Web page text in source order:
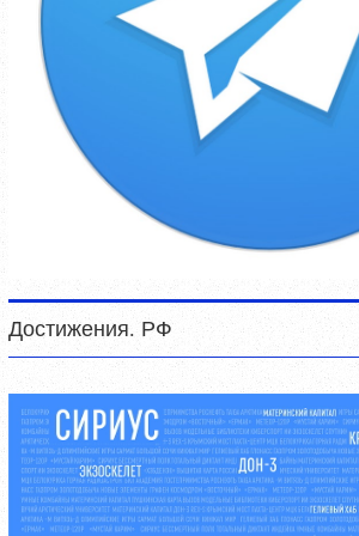
Достижения. РФ